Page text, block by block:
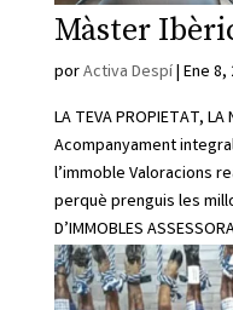
Màster
porActiva Despí| Ene 8,
LA TEVA PROPIETAT,
Acompanyament
l’immoble Valoracions
perquè prenguis les
D’IMMOBLES